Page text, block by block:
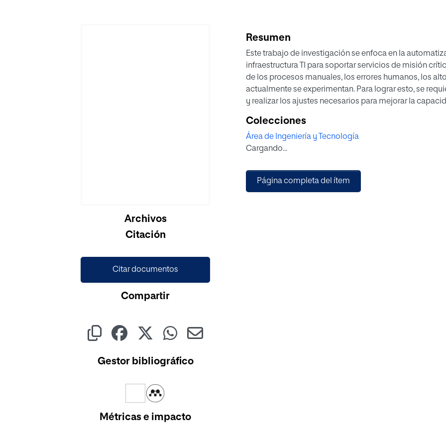
Cargando...Archivos
Citación
Citar documentos
Compartir
Gestor bibliográfico
Métricas e impacto
Resumen
Este trabajo de investigación se enfoca en la
infraestructura TI para soportar servicios de misión
de los procesos manuales, los errores humanos, los
actualmente se experimentan. Para lograr esto, se
y realizar los ajustes necesarios para mejorar la
como Ansible y Terraform, junto con herramientas de
Los resultados obtenidos demuestran mejoras en los
la aceptación de la hipótesis general, por lo tanto; esta
agilizar la creación y configuración de la
como la provisión de servidores, la instalación de
Colecciones
Área de Ingeniería y Tecnología
Cargando...
Página completa del ítem